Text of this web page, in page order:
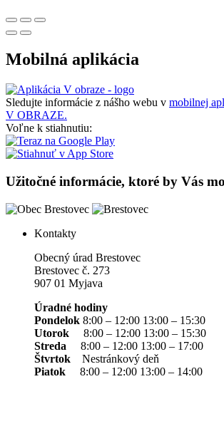
Mobilná aplikácia
Sledujte informácie z nášho webu v mobilnej
V OBRAZE.
Voľne k stiahnutiu:
Užitočné informácie, ktoré by Vás
Kontakty
Obecný úrad Brestovec
Brestovec č. 273
907 01 Myjava
Úradné hodiny
Pondelok 8:00 – 12:00 13:00 – 15:30
Utorok 8:00 – 12:00 13:00 – 15:30
Streda 8:00 – 12:00 13:00 – 17:00
Štvrtok Nestránkový deň
Piatok 8:00 – 12:00 13:00 – 14:00